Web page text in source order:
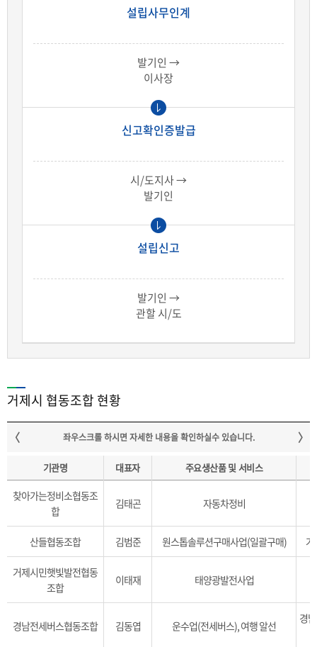
설립사무인계
발기인 →
이사장
신고확인증발급
시/도지사 →
발기인
설립신고
발기인 →
관할 시/도
거제시 협동조합 현황
기관명 대표자 주요생산품 및 서비스
찾아가는정비소협동조
합
김태곤 자동차정비
산들협동조합 김범준 원스톱솔루션구매사업(일괄구매)
거제시민햇빛발전협동
조합
이태재 태양광발전사업
경남전세버스협동조합 김동엽 운수업(전세버스), 여행 알선
경